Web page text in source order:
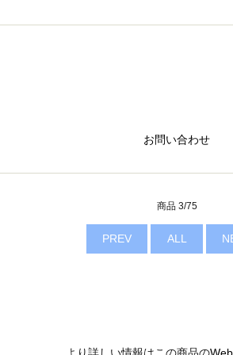
お問い合わせ
商品 3/75
PREV ALL